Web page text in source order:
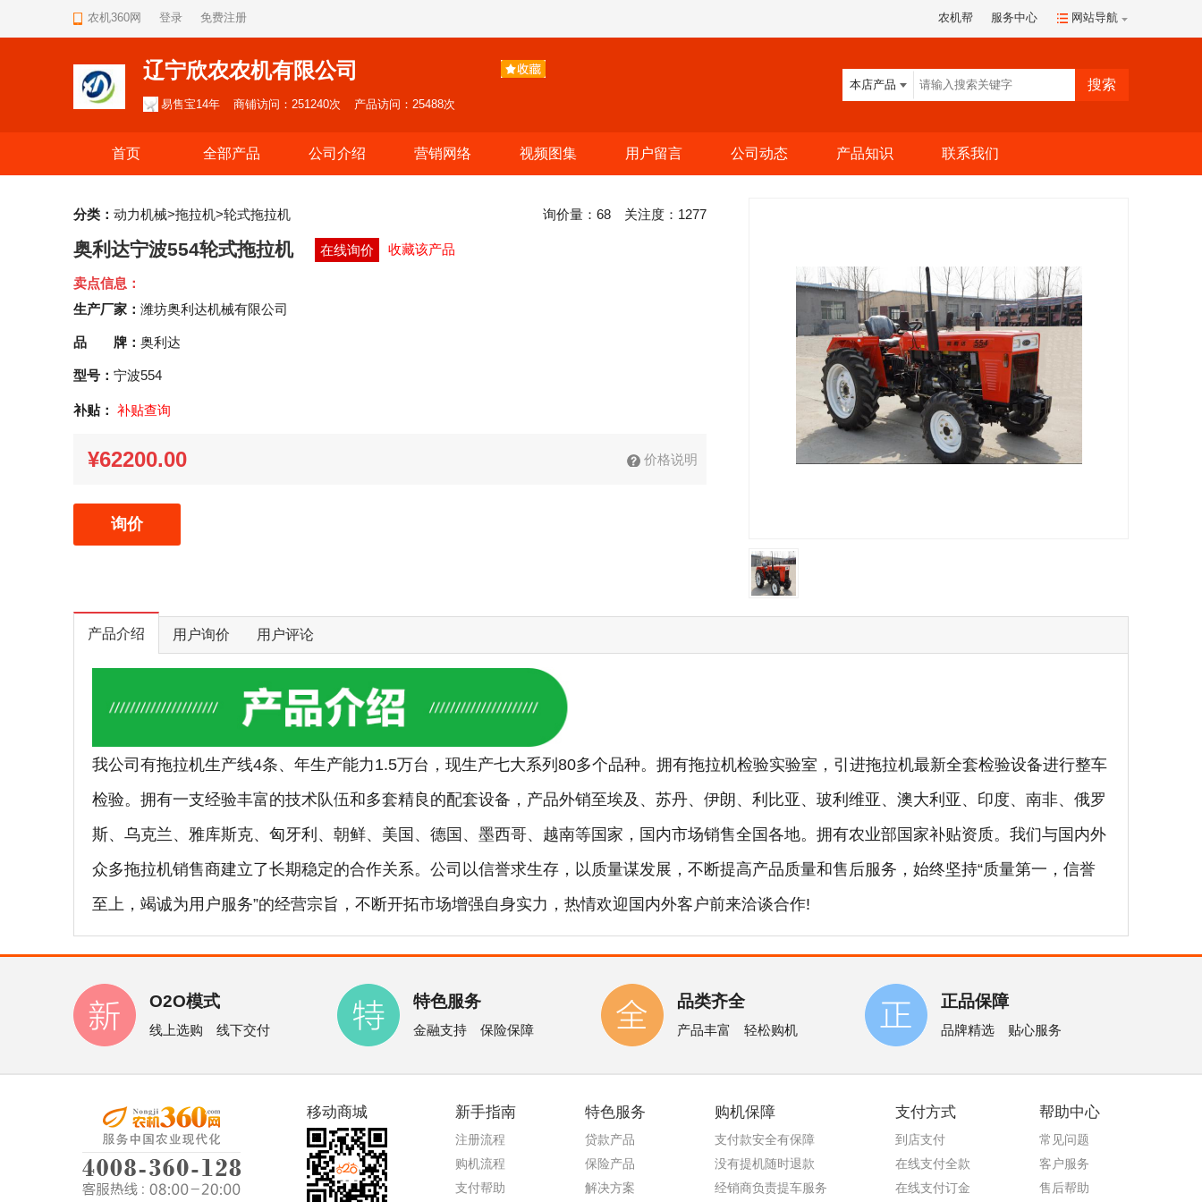
农机360网 登录 免费注册 农机帮 服务中心 网站导航
辽宁欣农农机有限公司
易售宝14年 商铺访问：251240次 产品访问：25488次
本店产品
首页 全部产品 公司介绍 营销网络 视频图集 用户留言 公司动态 产品知识 联系我们
询价量： 68 关注度： 1277
分类： 动力机械>拖拉机>轮式拖拉机
奥利达宁波554轮式拖拉机 在线询价 收藏该产品
卖点信息：
生产厂家： 潍坊奥利达机械有限公司
品 牌： 奥利达
型号： 宁波554
补贴： 补贴查询
¥62200.00 价格说明
询价
产品介绍 用户询价 用户评论
我公司有拖拉机生产线4条、年生产能力1.5万台，现生产七大系列80多个品种。拥有拖拉机检验实验室，引进拖拉机最新全套检验设备进行整车
检验。拥有一支经验丰富的技术队伍和多套精良的配套设备，产品外销至埃及、苏丹、伊朗、利比亚、玻利维亚、澳大利亚、印度、南非、俄罗
斯、乌克兰、雅库斯克、匈牙利、朝鲜、美国、德国、墨西哥、越南等国家，国内市场销售全国各地。拥有农业部国家补贴资质。我们与国内外
众多拖拉机销售商建立了长期稳定的合作关系。公司以信誉求生存，以质量谋发展，不断提高产品质量和售后服务，始终坚持“质量第一，信誉
至上，竭诚为用户服务”的经营宗旨，不断开拓市场增强自身实力，热情欢迎国内外客户前来洽谈合作!
O2O模式
线上选购 线下交付
特色服务
金融支持 保险保障
品类齐全
产品丰富 轻松购机
正品保障
品牌精选 贴心服务
移动商城 新手指南
注册流程
购机流程
支付帮助
特色服务
贷款产品
保险产品
解决方案
购机保障
支付款安全有保障
没有提机随时退款
经销商负责提车服务
支付方式
到店支付
在线支付全款
在线支付订金
帮助中心
常见问题
客户服务
售后帮助